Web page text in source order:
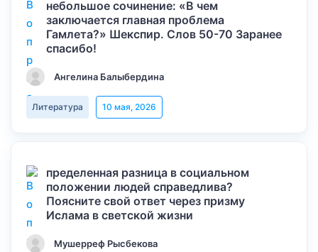
небольшое сочинение: «В чем
заключается главная проблема
Гамлета?» Шекспир. Слов 50-70 Заранее
спасибо!
Ангелина Балыбердина
Литература 10 мая, 2026
пределенная разница в социальном
положении людей справедлива?
Поясните свой ответ через призму
Ислама в светской жизни
Мушерреф Рысбекова